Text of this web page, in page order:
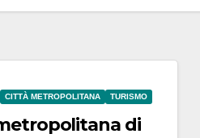
CITTÀ METROPOLITANA TURISMO
di